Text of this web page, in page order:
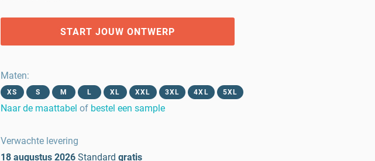
START JOUW ONTWERP
Maten:
XS S M L XL XXL 3XL 4XL 5XL
Naar de maattabel of bestel een sample
Verwachte levering
18 augustus 2026 Standard gratis